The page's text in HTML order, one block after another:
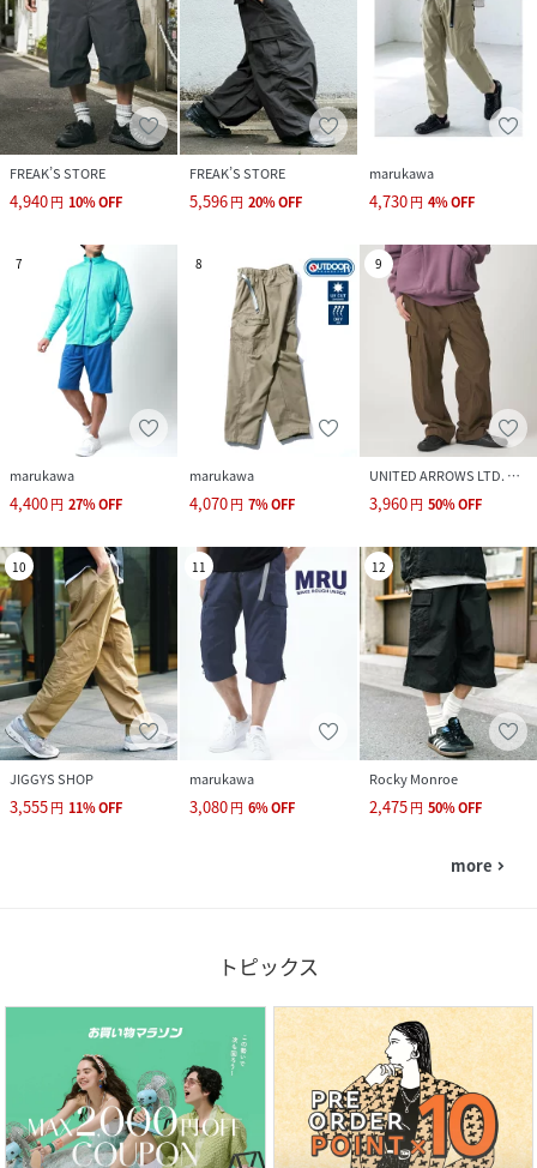
FREAK’S STORE
4,940円 10%OFF
FREAK’S STORE
5,596円 20%OFF
marukawa
4,730円 4%OFF
7
marukawa
4,400円 27%OFF
8
marukawa
4,070円 7%OFF
9
UNITED ARROWS LTD. OUTLET
3,960円 50%OFF
10
JIGGYS SHOP
3,555円 11%OFF
11
marukawa
3,080円 6%OFF
12
Rocky Monroe
2,475円 50%OFF
more navigate_next
トピックス